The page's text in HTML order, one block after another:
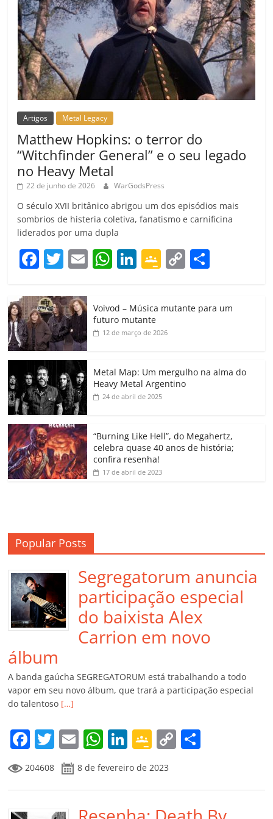
o
m
Artigos Metal Legacy
Matthew Hopkins: o terror do
“Witchfinder General” e o seu legado
no Heavy Metal
22 de junho de 2026 WarGodsPress
O século XVII britânico abrigou um dos episódios mais
sombrios de histeria coletiva, fanatismo e carnificina
liderados por uma dupla
F
c
e
b
o
o
k
T
itt
er
E
ai
W
at
s
A
p
Li
k
e
dI
G
gl
e
a
ss
o
m
C
y
k
p
h
Voivod – Música mutante para um
futuro mutante
12 de março de 2026
Metal Map: Um mergulho na alma do
Heavy Metal Argentino
24 de abril de 2025
“Burning Like Hell”, do Megahertz,
celebra quase 40 anos de história;
confira resenha!
17 de abril de 2023
Popular Posts
Segregatorum anuncia
participação especial
do baixista Alex
Carrion em novo
álbum
A banda gaúcha SEGREGATORUM está trabalhando a todo
vapor em seu novo álbum, que trará a participação especial
do talentoso […]
F
a
c
e
T
w
itt
er
E
m
ai
l
W
at
s
Li
k
e
G
o
o
gl
C
y p
204608 8 de fevereiro de 2023